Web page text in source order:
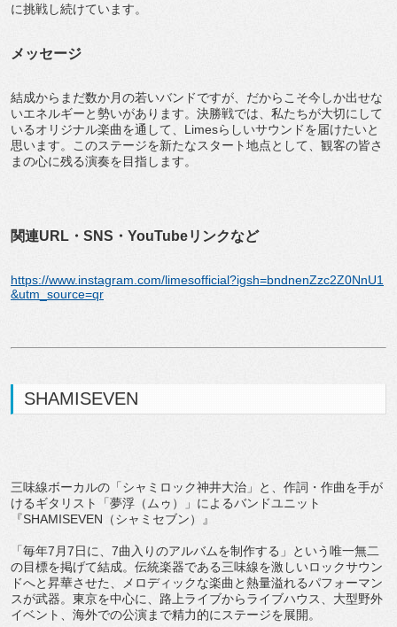
に挑戦し続けています。
メッセージ
結成からまだ数か月の若いバンドですが、だからこそ今しか出せな
いエネルギーと勢いがあります。決勝戦では、私たちが大切にして
いるオリジナル楽曲を通して、Limesらしいサウンドを届けたいと
思います。このステージを新たなスタート地点として、観客の皆さ
まの心に残る演奏を目指します。
関連URL・SNS・YouTubeリンクなど
https://www.instagram.com/limesofficial?igsh=bndnenZzc2Z0NnU1
&utm_source=qr
SHAMISEVEN
三味線ボーカルの「シャミロック神井大治」と、作詞・作曲を手が
けるギタリスト「夢浮（ムゥ）」によるバンドユニット
『SHAMISEVEN（シャミセブン）』
「毎年7月7日に、7曲入りのアルバムを制作する」という唯一無二
の目標を掲げて結成。伝統楽器である三味線を激しいロックサウン
ドへと昇華させた、メロディックな楽曲と熱量溢れるパフォーマン
スが武器。東京を中心に、路上ライブからライブハウス、大型野外
イベント、海外での公演まで精力的にステージを展開。